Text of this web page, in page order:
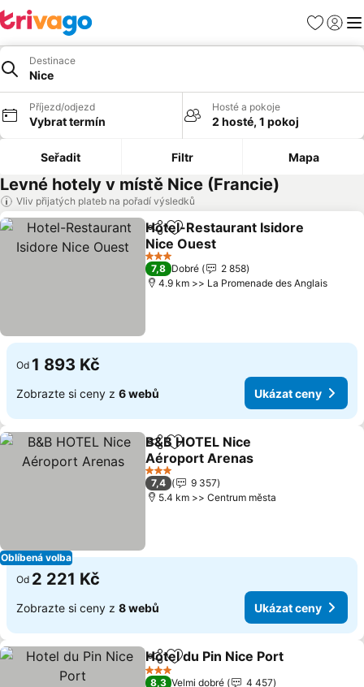
Oblíbené
Destinace
Nice
Příjezd/odjezd
Vybrat termín
Hosté a pokoje
2 hosté, 1 pokoj
Seřadit Filtr Mapa
Levné hotely v místě Nice (Francie)
Vliv přijatých plateb na pořadí výsledků
SdíletPřidat na seznam oblíbených
Hotel-Restaurant Isidore
Nice Ouest
3 Počet hvězdiček
7,8 Dobré
2 858
4.9 km >> La Promenade des Anglais
Od 1 893 Kč
Zobrazte si ceny z 6 webů Ukázat ceny
Oblíbená volba
SdíletPřidat na seznam oblíbených
B&B HOTEL Nice
Aéroport Arenas
3 Počet hvězdiček
7,4
9 357
5.4 km >> Centrum města
Od 2 221 Kč
Zobrazte si ceny z 8 webů Ukázat ceny
SdíletPřidat na seznam oblíbených
Hotel du Pin Nice Port
3 Počet hvězdiček
8,3 Velmi dobré
4 457